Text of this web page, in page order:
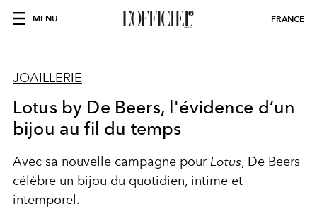
MENU FRANCE
JOAILLERIE
Lotus by De Beers, l'évidence d’un
bijou au fil du temps
Avec sa nouvelle campagne pour Lotus, De Beers
célèbre un bijou du quotidien, intime et
intemporel.